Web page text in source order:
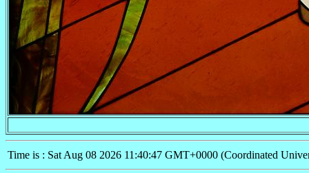
Time is : Sat Aug 08 2026 11:40:47 GMT+0000 (Coordinated